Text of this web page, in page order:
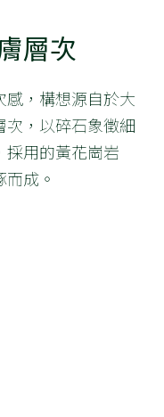
層次
，構想源自於大
次，以碎石象徵細
採用的黃花崗岩
成。